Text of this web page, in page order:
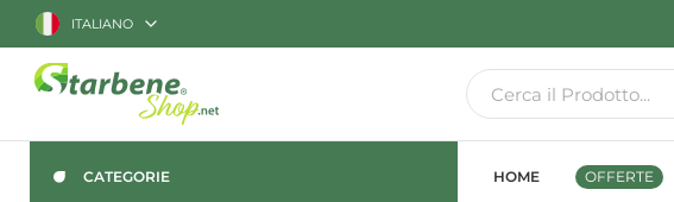
ITALIANO
CATEGORIE HOME OFFERTE